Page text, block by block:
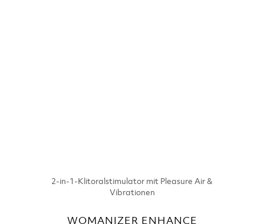
WOMANIZER ENHANCE
2-in-1-Klitoralstimulator mit Pleasure Air &
Vibrationen